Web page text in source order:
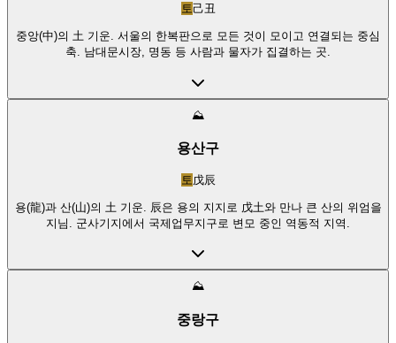
토己丑
중앙(中)의 土 기운. 서울의 한복판으로 모든 것이 모이고 연결되는 중심
축. 남대문시장, 명동 등 사람과 물자가 집결하는 곳.
⛰️
용산구
토 戊辰
용(龍)과 산(山)의 土 기운. 辰은 용의 지지로 戊土와 만나 큰 산의 위엄을
지님. 군사기지에서 국제업무지구로 변모 중인 역동적 지역.
⛰️
중랑구